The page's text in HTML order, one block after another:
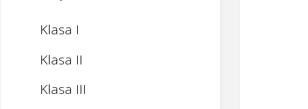
Klasa I
Klasa II
Klasa III